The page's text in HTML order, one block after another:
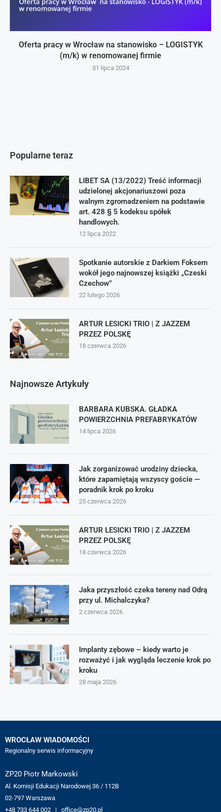
Oferta pracy w Wrocław na stanowisko – LOGISTYK
(m/k) w renomowanej firmie
31 lipca 2024
Popularne teraz
LIBET SA (13/2022) Treść informacji
udzielonej akcjonariuszowi poza
walnym zgromadzeniem na podstawie
art. 428 § 5 kodeksu spółek
handlowych.
12 lipca 2022
Spotkanie autorskie z Darkiem Foksem
wokół jego najnowszej książki „Czeski
Czechow”
22 lutego 2026
ARTUR LESICKI TRIO | Z JAZZEM
PRZEZ POLSKĘ
18 czerwca 2026
Najnowsze Artykuły
BARBARA KUBSKA. GŁADKA
POWIERZCHNIA PREFABRYKATÓW
14 lipca 2026
Jak zorganizować urodziny dziecka,
które zapamiętają wszyscy goście —
poradnik krok po kroku
25 czerwca 2026
ARTUR LESICKI TRIO | Z JAZZEM
PRZEZ POLSKĘ
18 czerwca 2026
Jaka przyszłość czeka tereny nad Odrą
przy ul. Michalczyka?
2 czerwca 2026
Implanty zębowe – kiedy warto je
rozważyć i jak wygląda leczenie krok po
kroku
28 maja 2026
WROCŁAW WIADOMOŚCI
Regionalny serwis informacyjny
ZP20 Piotr Markowski
Al. Komisji Edukacji Narodowej 36 / 112B
02-797 Warszawa
+48 733 644 002 | office@zp20.pl